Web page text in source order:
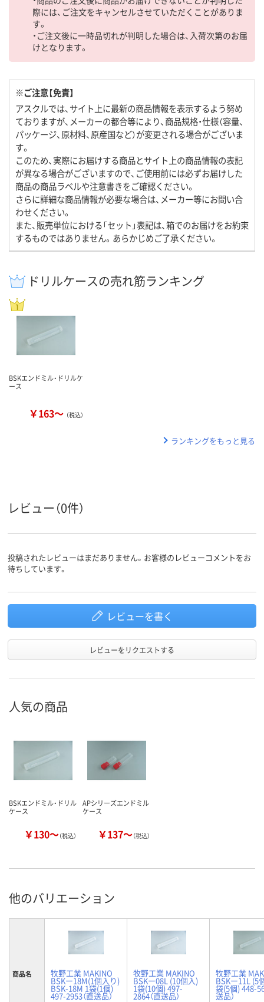
際には、ご注文をキャンセルさせていただくことがありま
す。
・ご注文後に一時品切れが判明した場合は、入荷次第のお届
けとなります。
※ご注意【免責】
アスクルでは、サイト上に最新の商品情報を表示するよう努め
ておりますが、メーカーの都合等により、商品規格・仕様（容量、
パッケージ、原材料、原産国など）が変更される場合がございま
す。
このため、実際にお届けする商品とサイト上の商品情報の表記
が異なる場合がございますので、ご使用前には必ずお届けした
商品の商品ラベルや注意書きをご確認ください。
さらに詳細な商品情報が必要な場合は、メーカー等にお問い合
わせください。
また、販売単位における「セット」表記は、箱でのお届けをお約束
するものではありません。あらかじめご了承ください。
ドリルケースの売れ筋ランキング
BSKエンドミル・ドリルケ
ース
￥163～ （税込）
ランキングをもっと見る
レビュー（0件）
投稿されたレビューはまだありません。お客様のレビューコメントをお
待ちしています。
レビューを書く
レビューをリクエストする
人気の商品
BSKエンドミル・ドリル
ケース
￥130～（税込）
APシリーズエンドミル
ケース
￥137～（税込）
他のバリエーション
商品名 牧野工業 MAKINO
BSKー18M(1個入り)
BSK-18M 1袋(1個)
497-2953（直送品）
牧野工業 MAKINO
BSKー08L (10個入)
1袋(10個) 497-
2864（直送品）
牧野工業
BSKー11L (5
袋(5個) 448-
送品）